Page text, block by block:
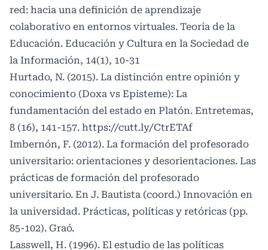
red: hacia una definición de aprendizaje
colaborativo en entornos virtuales. Teoría de la
Educación. Educación y Cultura en la Sociedad de
la Información, 14(1), 10-31
Hurtado, N. (2015). La distinción entre opinión y
conocimiento (Doxa vs Episteme): La
fundamentación del estado en Platón. Entretemas,
8 (16), 141-157. https://cutt.ly/CtrETAf
Imbernón, F. (2012). La formación del profesorado
universitario: orientaciones y desorientaciones. Las
prácticas de formación del profesorado
universitario. En J. Bautista (coord.) Innovación en
la universidad. Prácticas, políticas y retóricas (pp.
85-102). Graó.
Lasswell, H. (1996). El estudio de las políticas